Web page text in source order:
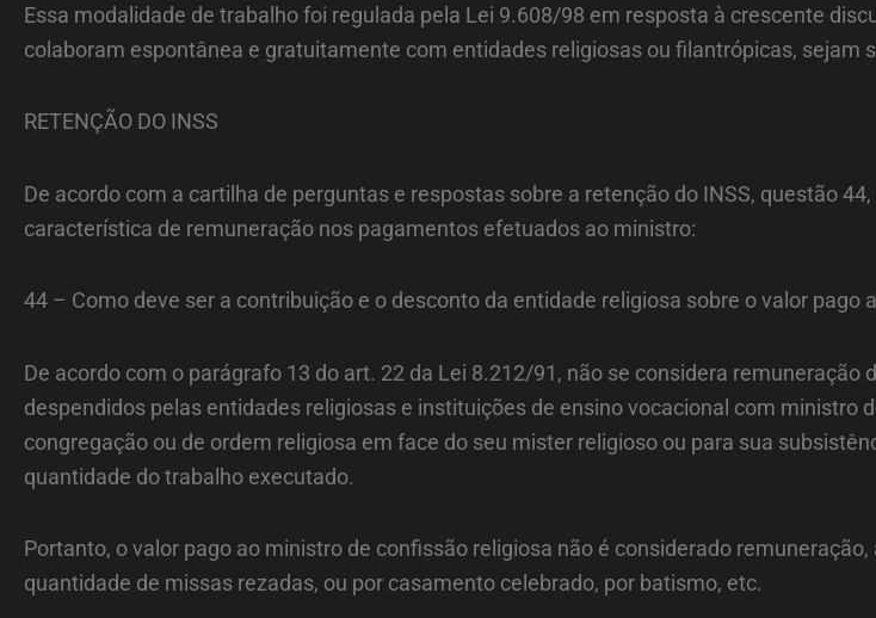
Essa modalidade de trabalho foi regulada pela Lei 9.608/98 em resposta à crescente
colaboram espontânea e gratuitamente com entidades religiosas ou filantrópicas, sejam
RETENÇÃO DO INSS
De acordo com a cartilha de perguntas e respostas sobre a retenção do INSS, questão
característica de remuneração nos pagamentos efetuados ao ministro:
44 – Como deve ser a contribuição e o desconto da entidade religiosa sobre o valor pago
De acordo com o parágrafo 13 do art. 22 da Lei 8.212/91, não se considera
despendidos pelas entidades religiosas e instituições de ensino vocacional com ministro
congregação ou de ordem religiosa em face do seu mister religioso ou para sua
quantidade do trabalho executado.
Portanto, o valor pago ao ministro de confissão religiosa não é considerado
quantidade de missas rezadas, ou por casamento celebrado, por batismo, etc.